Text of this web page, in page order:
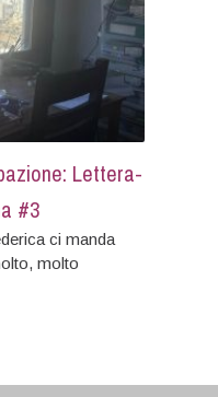
Lettera-
#3
ci manda
molto